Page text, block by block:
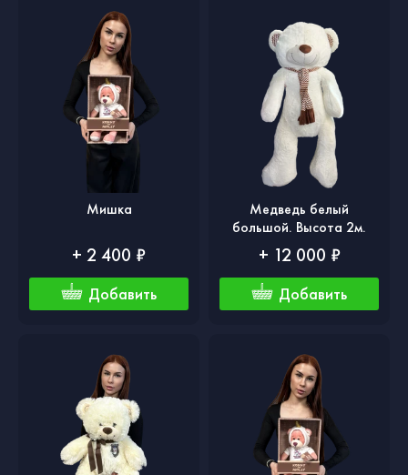
Мишка
+ 2 400 ₽
Добавить
Медведь белый
большой. Высота 2м.
+ 12 000 ₽
Добавить